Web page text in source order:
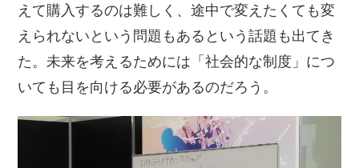
えて購入するのは難しく、途中で変えたくても変
えられないという問題もあるという話題も出てき
た。未来を考えるためには「社会的な制度」につ
いても目を向ける必要があるのだろう。